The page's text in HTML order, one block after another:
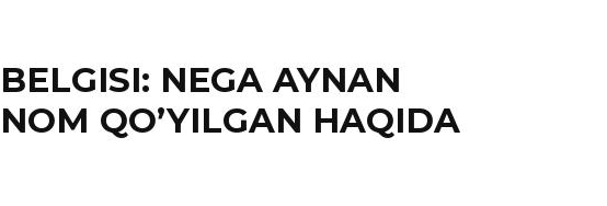
NEGA AYNAN
QO’YILGAN HAQIDA